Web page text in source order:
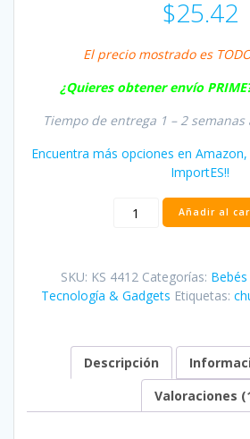
de
5 en base
de un
$25.42
El precio mostrado es
¿Quieres obtener envío PRIME
Tiempo de entrega 1 – 2
Encuentra más opciones en
ImportES!!
Termómetro
para
chupete
termómetro
digital
cantidad
Añadir al
SKU: KS 4412 Categorías:
Tecnología & Gadgets Etiquetas:
Descripción
Valoraciones